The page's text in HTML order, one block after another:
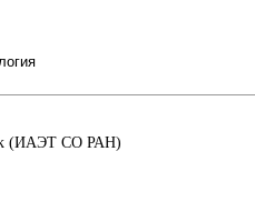
(ИАЭТ СО РАН)